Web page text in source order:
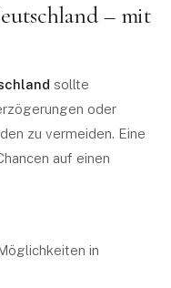
– mit
sollte
oder
zu vermeiden. Eine
auf einen
in